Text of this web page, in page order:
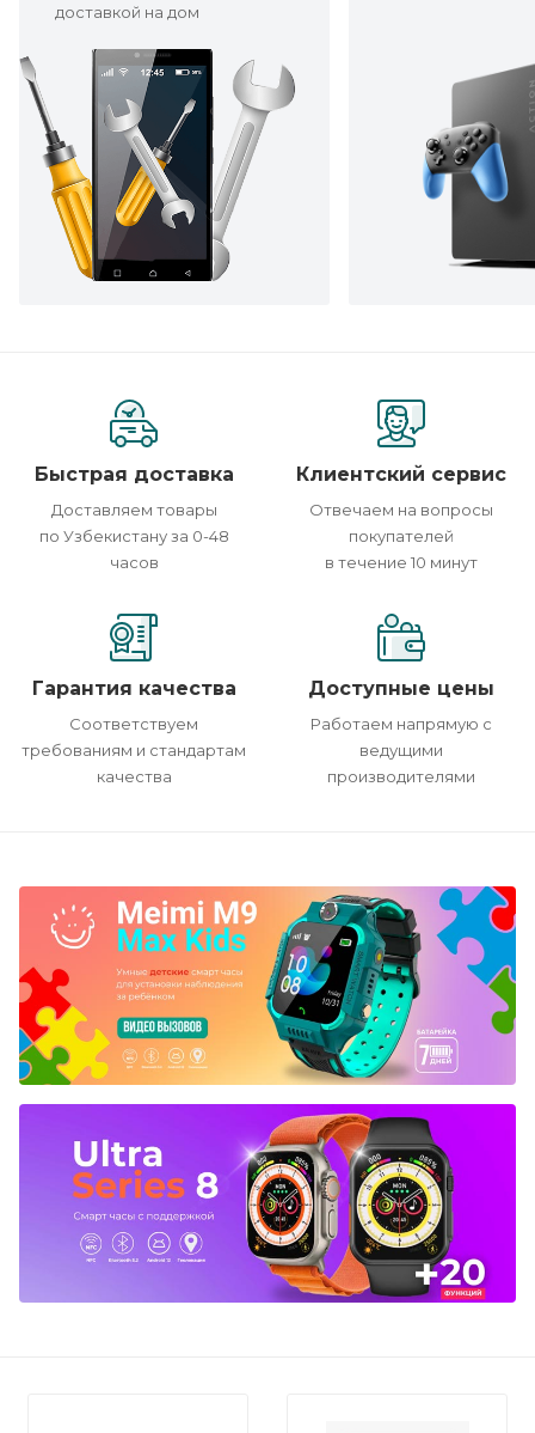
доставкой на дом
Быстрая доставка
Доставляем товары
по Узбекистану за 0-48
часов
Клиентский сервис
Отвечаем на вопросы
покупателей
в течение 10 минут
Гарантия качества
Соответствуем
требованиям и стандартам
качества
Доступные цены
Работаем напрямую с
ведущими
производителями